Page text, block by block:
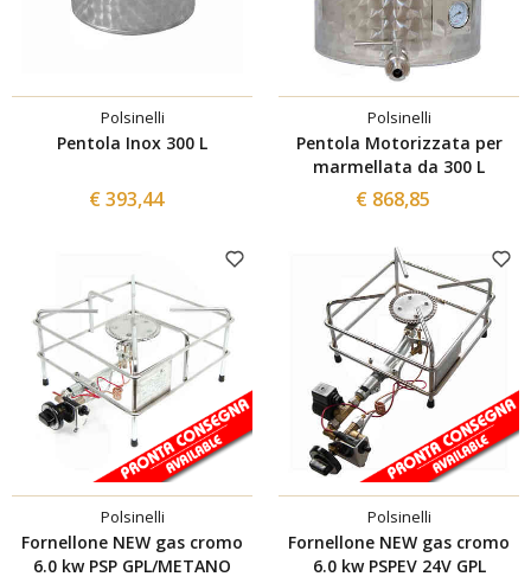
Polsinelli
Pentola Inox 300 L
€ 393,44
Polsinelli
Pentola Motorizzata per
marmellata da 300 L
€ 868,85
Polsinelli
Fornellone NEW gas cromo
6.0 kw PSP GPL/METANO
Polsinelli
Fornellone NEW gas cromo
6.0 kw PSPEV 24V GPL